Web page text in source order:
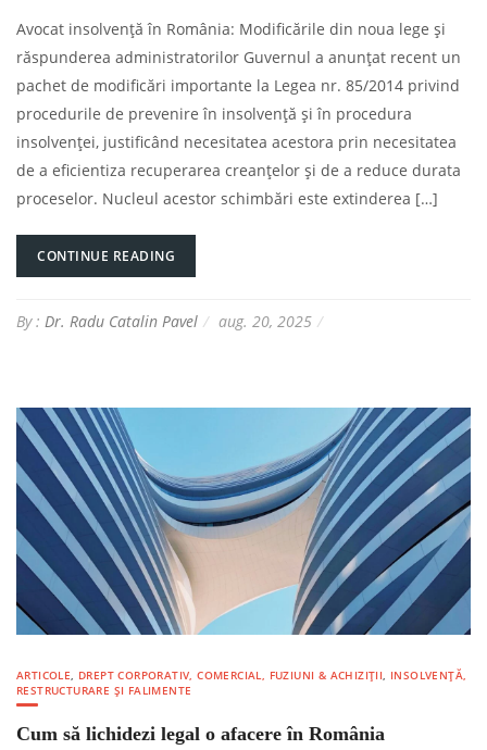
Avocat insolvență în România: Modificările din noua lege și
răspunderea administratorilor Guvernul a anunțat recent un
pachet de modificări importante la Legea nr. 85/2014 privind
procedurile de prevenire în insolvență și în procedura
insolvenței, justificând necesitatea acestora prin necesitatea
de a eficientiza recuperarea creanțelor și de a reduce durata
proceselor. Nucleul acestor schimbări este extinderea […]
CONTINUE READING
By : Dr. Radu Catalin Pavel aug. 20, 2025
ARTICOLE, DREPT CORPORATIV, COMERCIAL, FUZIUNI & ACHIZIȚII, INSOLVENȚĂ,
RESTRUCTURARE ȘI FALIMENTE
Cum să lichidezi legal o afacere în România